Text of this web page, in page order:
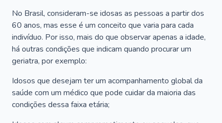
No Brasil, consideram-se idosas as pessoas a partir dos
60 anos, mas esse é um conceito que varia para cada
indivíduo. Por isso, mais do que observar apenas a idade,
há outras condições que indicam quando procurar um
geriatra, por exemplo:
Idosos que desejam ter um acompanhamento global da
saúde com um médico que pode cuidar da maioria das
condições dessa faixa etária;